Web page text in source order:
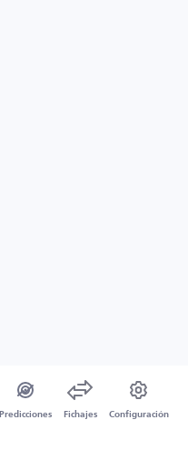
Predicciones Fichajes Configuración